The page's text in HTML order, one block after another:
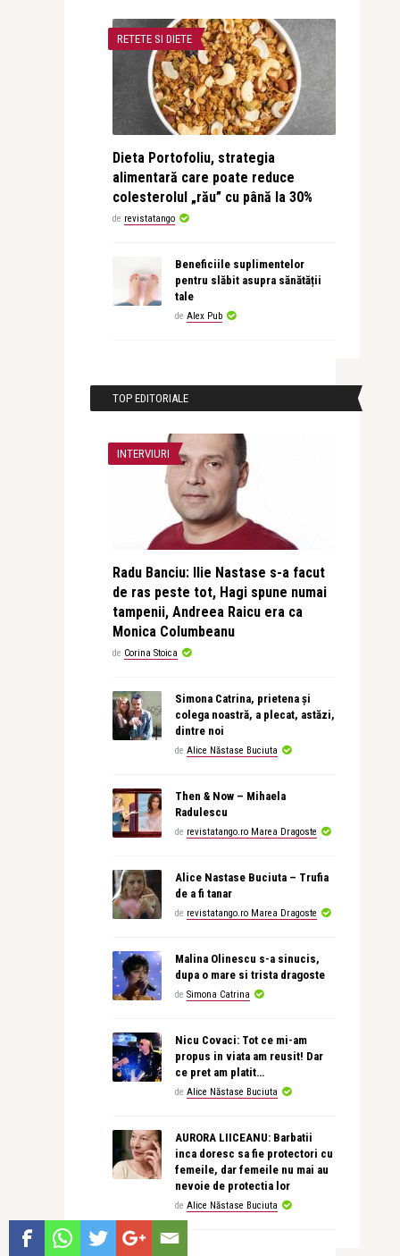
RETETE SI DIETE
Dieta Portofoliu, strategia
alimentară care poate reduce
colesterolul „rău” cu până la 30%
de revistatango
Beneficiile suplimentelor
pentru slăbit asupra sănătății
tale
de Alex Pub
TOP EDITORIALE
INTERVIURI
Radu Banciu: Ilie Nastase s-a facut
de ras peste tot, Hagi spune numai
tampenii, Andreea Raicu era ca
Monica Columbeanu
de Corina Stoica
Simona Catrina, prietena și
colega noastră, a plecat, astăzi,
dintre noi
de Alice Năstase Buciuta
Then & Now – Mihaela
Radulescu
de revistatango.ro Marea Dragoste
Alice Nastase Buciuta – Trufia
de a fi tanar
de revistatango.ro Marea Dragoste
Malina Olinescu s-a sinucis,
dupa o mare si trista dragoste
de Simona Catrina
Nicu Covaci: Tot ce mi-am
propus in viata am reusit! Dar
ce pret am platit…
de Alice Năstase Buciuta
AURORA LIICEANU: Barbatii
inca doresc sa fie protectori cu
femeile, dar femeile nu mai au
nevoie de protectia lor
de Alice Năstase Buciuta